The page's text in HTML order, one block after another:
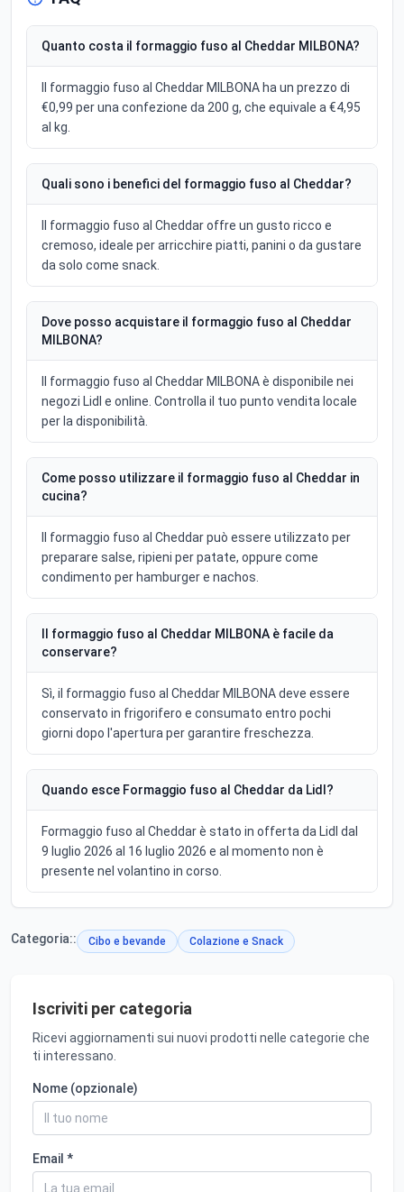
Quanto costa il formaggio fuso al Cheddar MILBONA?
Il formaggio fuso al Cheddar MILBONA ha un prezzo di
€0,99 per una confezione da 200 g, che equivale a €4,95
al kg.
Quali sono i benefici del formaggio fuso al Cheddar?
Il formaggio fuso al Cheddar offre un gusto ricco e
cremoso, ideale per arricchire piatti, panini o da gustare
da solo come snack.
Dove posso acquistare il formaggio fuso al Cheddar
MILBONA?
Il formaggio fuso al Cheddar MILBONA è disponibile nei
negozi Lidl e online. Controlla il tuo punto vendita locale
per la disponibilità.
Come posso utilizzare il formaggio fuso al Cheddar in
cucina?
Il formaggio fuso al Cheddar può essere utilizzato per
preparare salse, ripieni per patate, oppure come
condimento per hamburger e nachos.
Il formaggio fuso al Cheddar MILBONA è facile da
conservare?
Sì, il formaggio fuso al Cheddar MILBONA deve essere
conservato in frigorifero e consumato entro pochi
giorni dopo l'apertura per garantire freschezza.
Quando esce Formaggio fuso al Cheddar da Lidl?
Formaggio fuso al Cheddar è stato in offerta da Lidl dal
9 luglio 2026 al 16 luglio 2026 e al momento non è
presente nel volantino in corso.
Categoria:: Cibo e bevande Colazione e Snack
Iscriviti per categoria
Ricevi aggiornamenti sui nuovi prodotti nelle categorie che
ti interessano.
Nome (opzionale)
Email *